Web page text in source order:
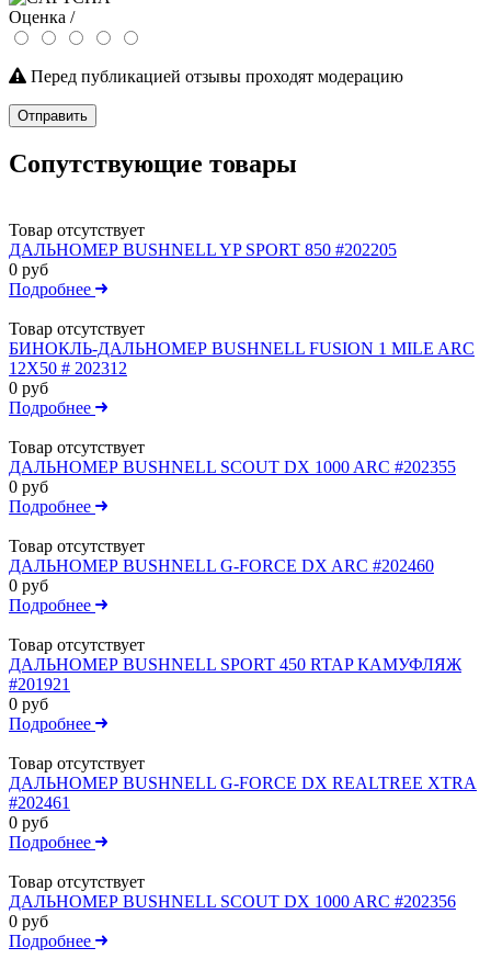
Оценка /
Перед публикацией отзывы проходят модерацию
Отправить
Сопутствующие товары
Товар отсутствует
ДАЛЬНОМЕР BUSHNELL YP SPORT 850 #202205
0 руб
Подробнее
Товар отсутствует
БИНОКЛЬ-ДАЛЬНОМЕР BUSHNELL FUSION 1 MILE ARC
12X50 # 202312
0 руб
Подробнее
Товар отсутствует
ДАЛЬНОМЕР BUSHNELL SCOUT DX 1000 ARC #202355
0 руб
Подробнее
Товар отсутствует
ДАЛЬНОМЕР BUSHNELL G-FORCE DX ARC #202460
0 руб
Подробнее
Товар отсутствует
ДАЛЬНОМЕР BUSHNELL SPORT 450 RTAP КАМУФЛЯЖ
#201921
0 руб
Подробнее
Товар отсутствует
ДАЛЬНОМЕР BUSHNELL G-FORCE DX REALTREE XTRA
#202461
0 руб
Подробнее
Товар отсутствует
ДАЛЬНОМЕР BUSHNELL SCOUT DX 1000 ARC #202356
0 руб
Подробнее